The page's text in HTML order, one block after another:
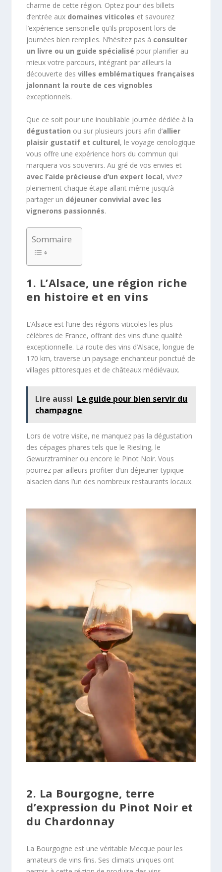
charme de cette région. Optez pour des billets
d’entrée aux domaines viticoles et savourez
l’expérience sensorielle qu’ils proposent lors de
journées bien remplies. N’hésitez pas à consulter
un livre ou un guide spécialisé pour planifier au
mieux votre parcours, intégrant par ailleurs la
découverte des villes emblématiques françaises
jalonnant la route de ces vignobles
exceptionnels.
Que ce soit pour une inoubliable journée dédiée à la
dégustation ou sur plusieurs jours afin d’allier
plaisir gustatif et culturel, le voyage œnologique
vous offre une expérience hors du commun qui
marquera vos souvenirs. Au gré de vos envies et
avec l’aide précieuse d’un expert local, vivez
pleinement chaque étape allant même jusqu’à
partager un déjeuner convivial avec les
vignerons passionnés.
Sommaire
1. L’Alsace, une région riche
en histoire et en vins
L’Alsace est l’une des régions viticoles les plus
célèbres de France, offrant des vins d’une qualité
exceptionnelle. La route des vins d’Alsace, longue de
170 km, traverse un paysage enchanteur ponctué de
villages pittoresques et de châteaux médiévaux.
Lire aussi Le guide pour bien servir du
champagne
Lors de votre visite, ne manquez pas la dégustation
des cépages phares tels que le Riesling, le
Gewurztraminer ou encore le Pinot Noir. Vous
pourrez par ailleurs profiter d’un déjeuner typique
alsacien dans l’un des nombreux restaurants locaux.
2. La Bourgogne, terre
d’expression du Pinot Noir et
du Chardonnay
La Bourgogne est une véritable Mecque pour les
amateurs de vins fins. Ses climats uniques ont